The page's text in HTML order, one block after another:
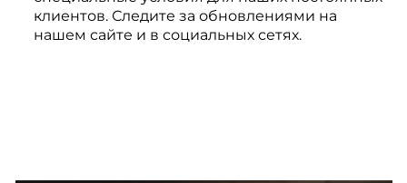
клиентов. Следите за обновлениями на
нашем сайте и в социальных сетях.